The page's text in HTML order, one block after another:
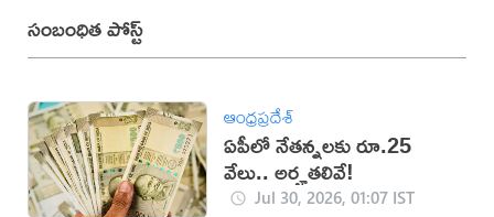
సంబంధిత పోస్ట్
ఆంధ్రప్రదేశ్
ఏపీలో నేతన్నలకు రూ.25
వేలు.. అర్హతలివే!
Jul 30, 2026, 01:07 IST